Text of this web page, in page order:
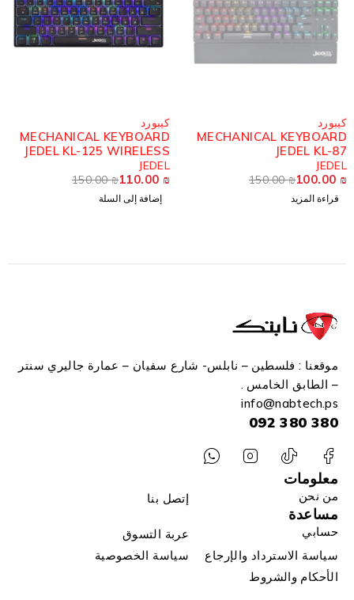
مُباع
كيبورد
MECHANICAL KEYBOARD
JEDEL KL-87
JEDEL
150.00₪100.00
قراءة المزيد
كيبورد
MECHANICAL KEYBOARD
JEDEL KL-125 WIRELESS
60% - BLUE SWITCH
JEDEL
150.00₪110.00
إضافة إلى السلة
موقعنا : فلسطين – نابلس- شارع سفيان – عمارة جاليري سنتر
– الطابق الخامس .
info@nabtech.ps
380 380 092
معلومات
من نحن إتصل بنا
مساعدة
حسابي
عربة التسوق
سياسة الاسترداد والإرجاع
سياسة الخصوصية
الأحكام والشروط